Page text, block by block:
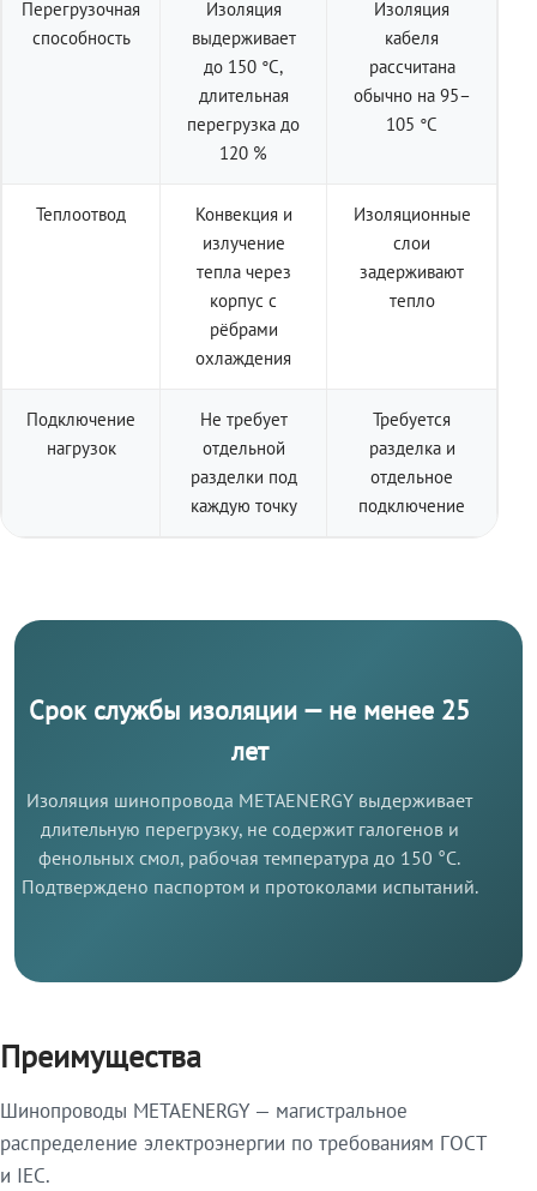
Перегрузочная
способность
Изоляция
выдерживает
до 150 °C,
длительная
перегрузка до
120 %
Изоляция
кабеля
рассчитана
обычно на 95–
105 °C
Теплоотвод
Конвекция и
излучение
тепла через
корпус с
рёбрами
охлаждения
Изоляционные
слои
задерживают
тепло
Подключение
нагрузок
Не требует
отдельной
разделки под
каждую точку
Требуется
разделка и
отдельное
подключение
Срок службы изоляции — не менее 25
лет
Изоляция шинопровода METAENERGY выдерживает
длительную перегрузку, не содержит галогенов и
фенольных смол, рабочая температура до 150 °C.
Подтверждено паспортом и протоколами испытаний.
Преимущества
Шинопроводы METAENERGY — магистральное
распределение электроэнергии по требованиям ГОСТ
и IEC.